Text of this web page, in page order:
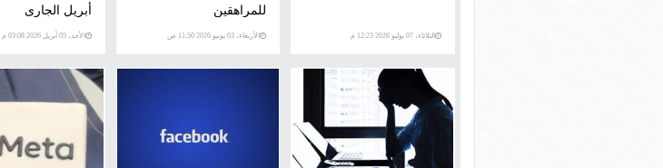
الثلاثاء، 07 يوليو 2026 12:23 م
للمراهقين
الأربعاء، 03 يونيو 2026 11:50 ص
أبريل الجارى
الأحد، 05 أبريل 2026 03:08 م